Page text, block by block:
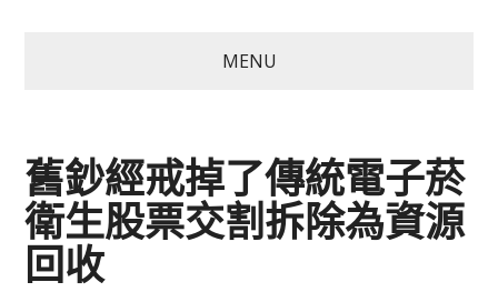
MENU
舊鈔經戒掉了傳統電子菸
衛生股票交割拆除為資源
回收